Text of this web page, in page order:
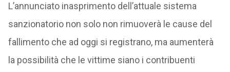
L’annunciato inasprimento dell’attuale sistema
sanzionatorio non solo non rimuoverà le cause del
fallimento che ad oggi si registrano, ma aumenterà
la possibilità che le vittime siano i contribuenti